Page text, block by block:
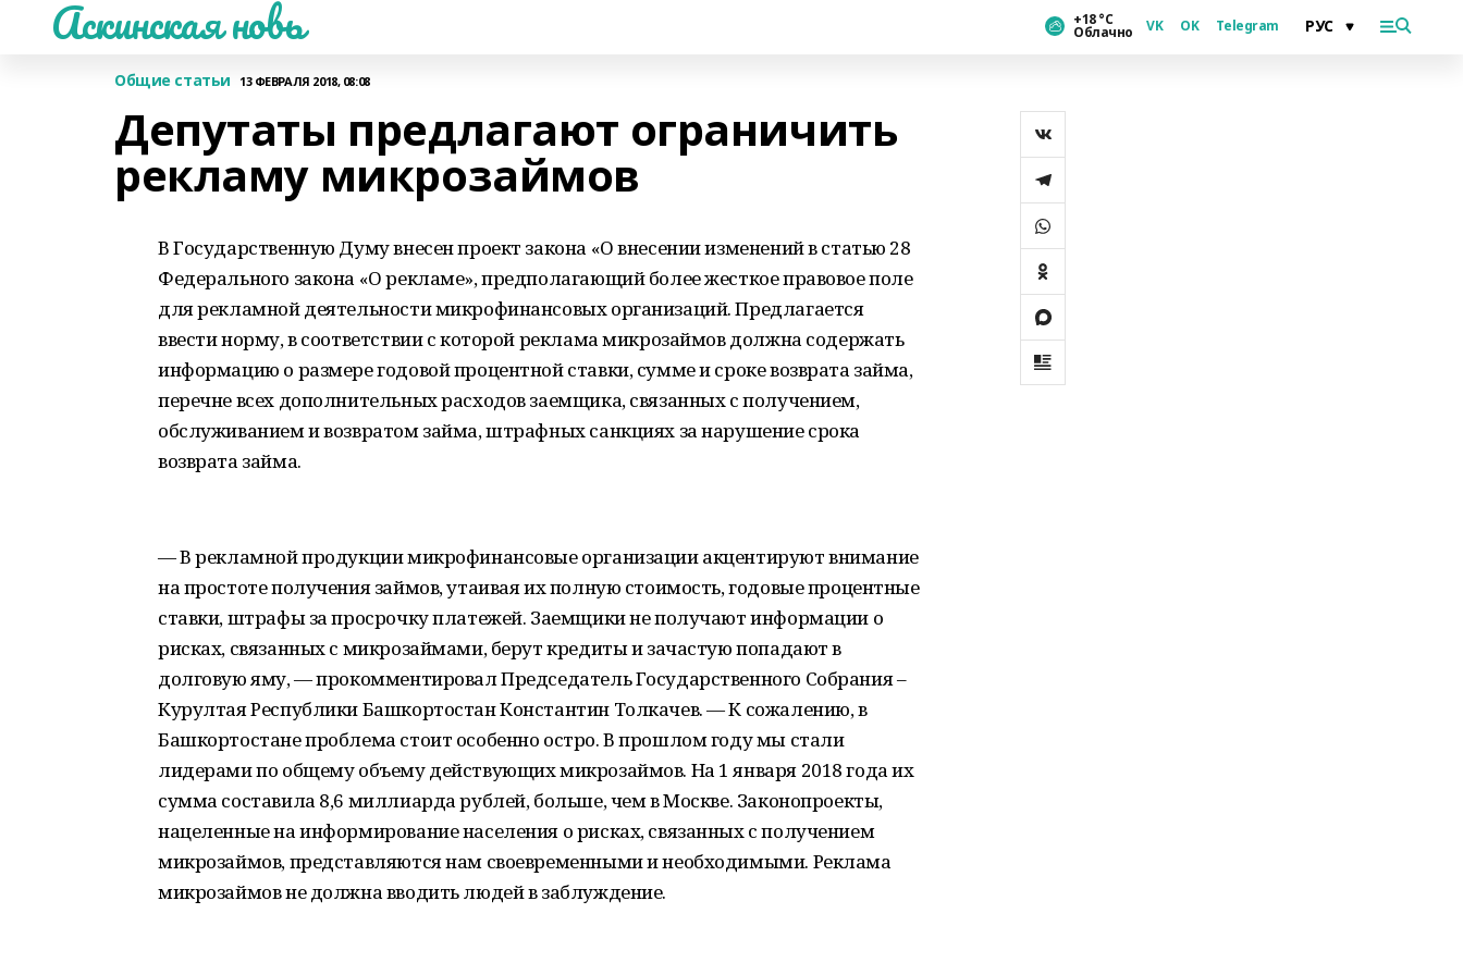
Аскинская новь +18 °С
Облачно VK OK Telegram
Общие статьи 13 ФЕВРАЛЯ 2018, 08:08
Депутаты предлагают ограничить
рекламу микрозаймов
В Государственную Думу внесен проект закона «О внесении изменений в статью 28
Федерального закона «О рекламе», предполагающий более жесткое правовое поле
для рекламной деятельности микрофинансовых организаций. Предлагается
ввести норму, в соответствии с которой реклама микрозаймов должна содержать
информацию о размере годовой процентной ставки, сумме и сроке возврата займа,
перечне всех дополнительных расходов заемщика, связанных с получением,
обслуживанием и возвратом займа, штрафных санкциях за нарушение срока
возврата займа.
— В рекламной продукции микрофинансовые организации акцентируют внимание
на простоте получения займов, утаивая их полную стоимость, годовые процентные
ставки, штрафы за просрочку платежей. Заемщики не получают информации о
рисках, связанных с микрозаймами, берут кредиты и зачастую попадают в
долговую яму, — прокомментировал Председатель Государственного Собрания –
Курултая Республики Башкортостан Константин Толкачев. — К сожалению, в
Башкортостане проблема стоит особенно остро. В прошлом году мы стали
лидерами по общему объему действующих микрозаймов. На 1 января 2018 года их
сумма составила 8,6 миллиарда рублей, больше, чем в Москве. Законопроекты,
нацеленные на информирование населения о рисках, связанных с получением
микрозаймов, представляются нам своевременными и необходимыми. Реклама
микрозаймов не должна вводить людей в заблуждение.